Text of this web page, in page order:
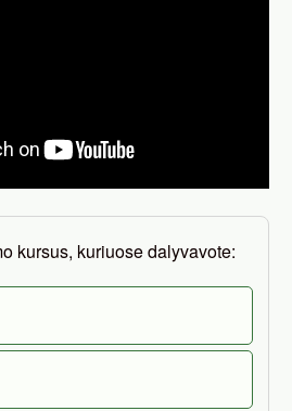
kursus, kuriuose dalyvavote: